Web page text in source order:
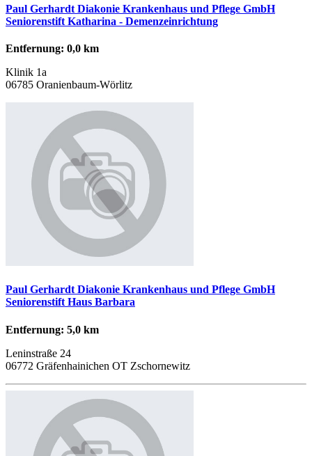
Paul Gerhardt Diakonie Krankenhaus und Pflege GmbH
Seniorenstift Katharina - Demenzeinrichtung
Entfernung: 0,0 km
Klinik 1a
06785 Oranienbaum-Wörlitz
Paul Gerhardt Diakonie Krankenhaus und Pflege GmbH
Seniorenstift Haus Barbara
Entfernung: 5,0 km
Leninstraße 24
06772 Gräfenhainichen OT Zschornewitz